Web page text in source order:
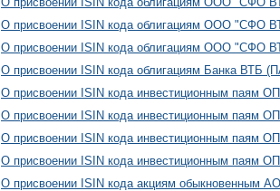
О присвоении ISIN кода облигациям ООО "СФО
О присвоении ISIN кода облигациям ООО "СФО
О присвоении ISIN кода облигациям Банка ВТБ
О присвоении ISIN кода инвестиционным паям
О присвоении ISIN кода инвестиционным паям
О присвоении ISIN кода инвестиционным паям
О присвоении ISIN кода инвестиционным паям
О присвоении ISIN кода акциям обыкновенным